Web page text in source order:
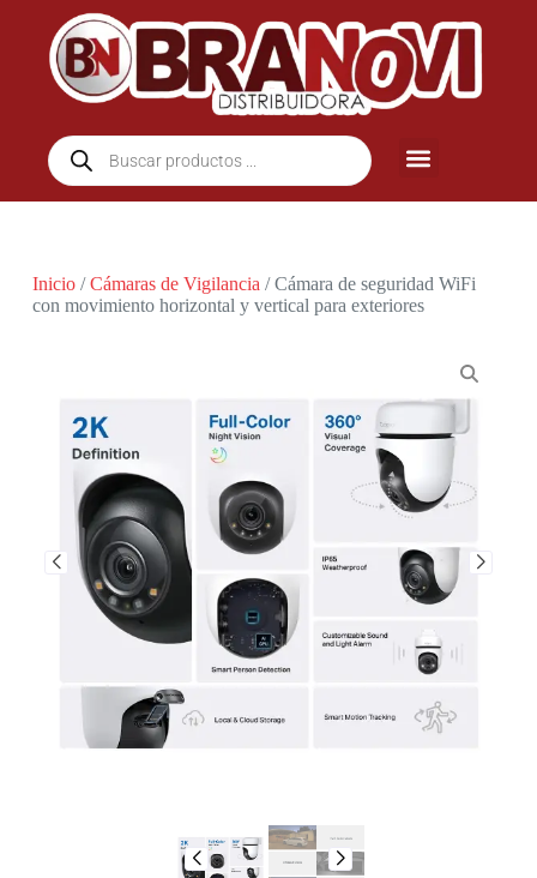
Inicio/Cámaras de Vigilancia / Cámara de seguridad WiFi
con movimiento horizontal y vertical para exteriores